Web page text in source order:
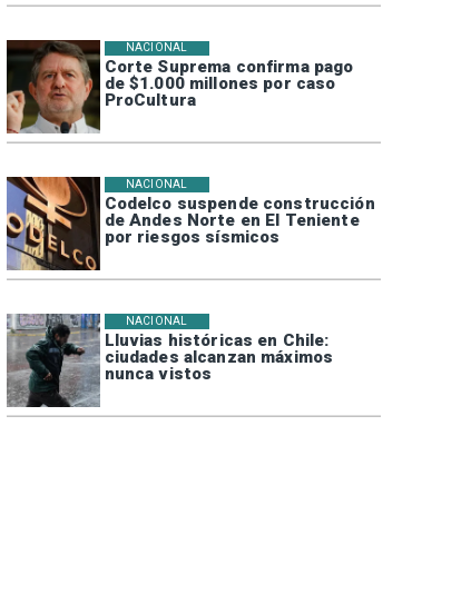
Corte Suprema confirma pago
de $1.000 millones por caso
ProCultura
NACIONAL
Codelco suspende construcción
de Andes Norte en El Teniente
por riesgos sísmicos
NACIONAL
Lluvias históricas en Chile:
ciudades alcanzan máximos
nunca vistos
NACIONAL